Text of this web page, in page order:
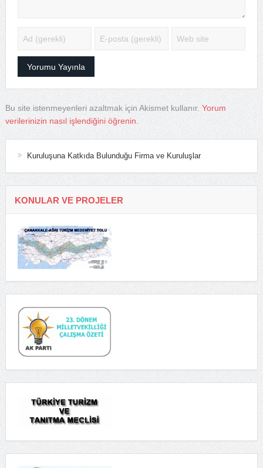
Bu site istenmeyenleri azaltmak için Akismet kullanır. Yorum
verilerinizin nasıl işlendiğini öğrenin.
Kuruluşuna Katkıda Bulunduğu Firma ve Kuruluşlar
KONULAR VE PROJELER